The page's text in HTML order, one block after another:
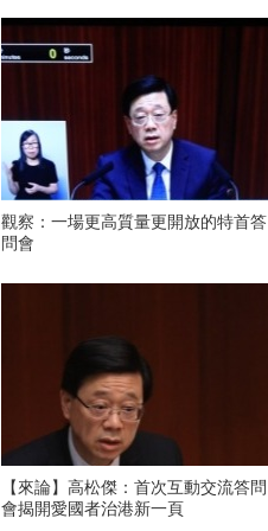
觀察：一場更高質量更開放的特首答
問會
【來論】高松傑：首次互動交流答問
會揭開愛國者治港新一頁